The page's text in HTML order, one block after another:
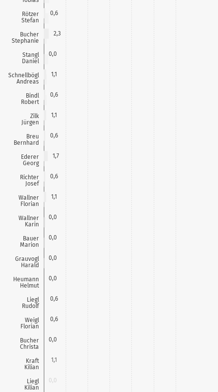
Rötzer
Stefan
Bucher
Stephanie
Stangl
Daniel
Schnellbögl
Andreas
Bindl
Robert
Zilk
Jürgen
Breu
Bernhard
Ederer
Georg
Richter
Josef
Wallner
Florian
Wallner
Karin
Bauer
Marion
Grauvogl
Harald
Heumann
Helmut
Liegl
Rudolf
Weigl
Florian
Bucher
Christa
Kraft
Kilian
Liegl
Kilian
0,6
2,3
0,0
1,1
0,6
1,1
0,6
1,7
0,6
1,1
0,0
0,0
0,0
0,0
0,6
0,6
0,0
1,1
0,0